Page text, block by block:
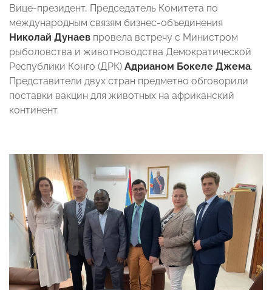
Вице-президент, Председатель Комитета по
международным связям бизнес-объединения
Николай Дунаев провела встречу с Министром
рыболовства и животноводства Демократической
Республики Конго (ДРК) Адрианом Бокеле Джема.
Представители двух стран предметно обговорили
поставки вакцин для животных на африканский
континент.